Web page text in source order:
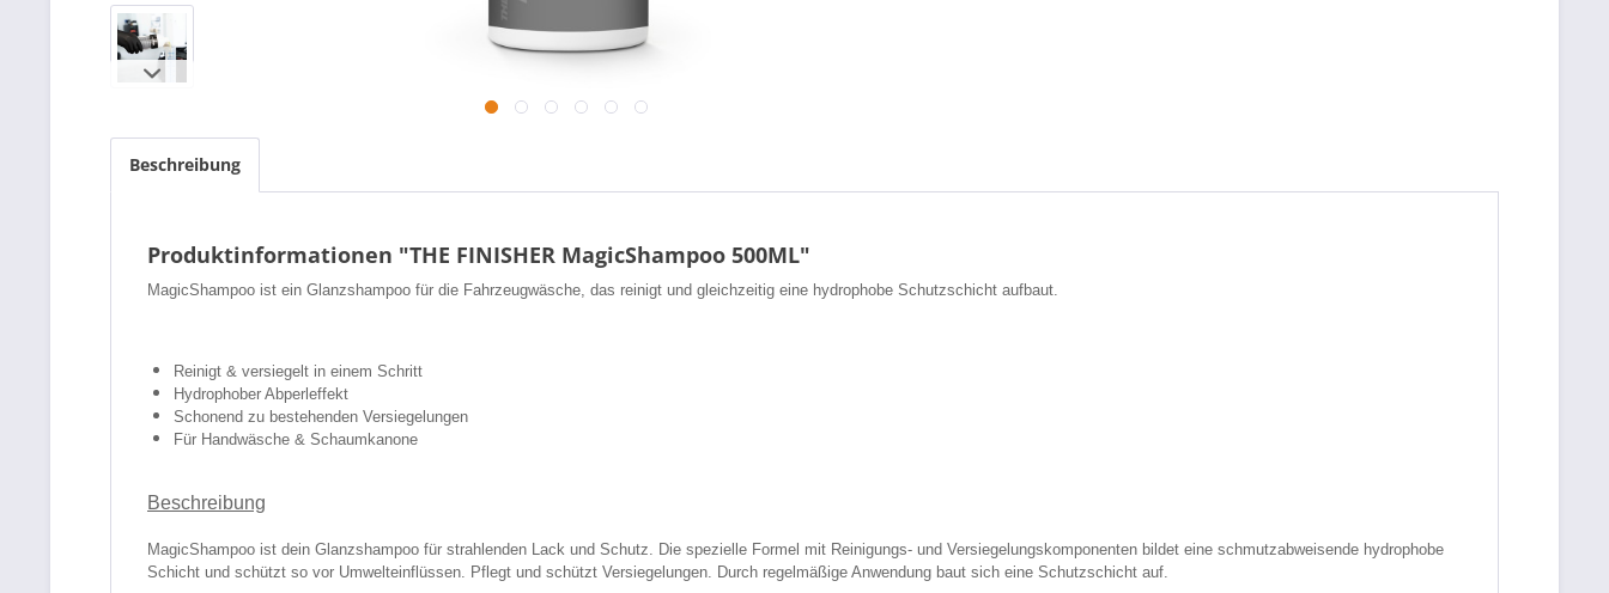
Beschreibung
Produktinformationen "THE FINISHER MagicShampoo 500ML"
MagicShampoo ist ein Glanzshampoo für die Fahrzeugwäsche, das reinigt und gleichzeitig eine hydrophobe Schutzschicht aufbaut.
Reinigt & versiegelt in einem Schritt
Hydrophober Abperleffekt
Schonend zu bestehenden Versiegelungen
Für Handwäsche & Schaumkanone
Beschreibung
MagicShampoo ist dein Glanzshampoo für strahlenden Lack und Schutz. Die spezielle Formel mit Reinigungs- und Versiegelungskomponenten bildet eine schmutzabweisende hydrophobe
Schicht und schützt so vor Umwelteinflüssen. Pflegt und schützt Versiegelungen. Durch regelmäßige Anwendung baut sich eine Schutzschicht auf.